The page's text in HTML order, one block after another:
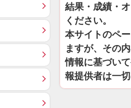
結果・成績・
ください。
本サイトのペ
ますが、その
情報に基づい
報提供者は一